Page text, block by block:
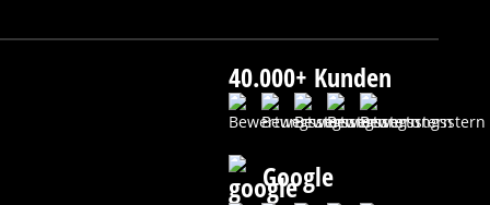
40.000+ Kunden
Google